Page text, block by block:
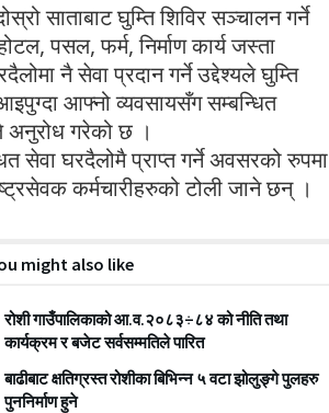
साताबाट घुम्ति शिविर सञ्चालन गर्ने
पसल, फर्म, निर्माण कार्य जस्ता
नै सेवा प्रदान गर्ने उद्देश्यले घुम्ति
आफ्नो व्यवसायसँग सम्बन्धित
अनुरोध गरेको छ ।
घरदैलोमै प्राप्त गर्ने अवसरको रुपमा
कर्मचारीहरुको टोली जाने छन् ।
might also like
रोशी गाउँपालिकाको आ.व.२०८३÷८४ को नीति तथा
कार्यक्रम र बजेट सर्वसम्मतिले पारित
बाढीबाट क्षतिग्रस्त रोशीका बिभिन्न ५ वटा झोलुङ्गे पुलहरु
पुननिर्माण हुने